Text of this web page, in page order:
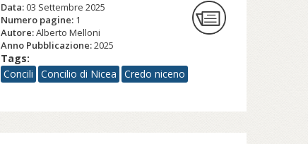
Data:03 Settembre 2025
Numero pagine: 1
Autore:Alberto Melloni
Anno Pubblicazione:2025
Tags:
Concili
Concilio di Nicea Credo niceno